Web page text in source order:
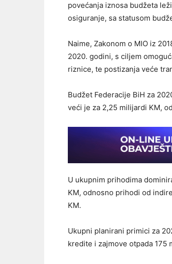
povećanja iznosa budžeta
osiguranje, sa statusom
Naime, Zakonom o MIO iz
2020. godini, s ciljem
riznice, te postizanja veće
Budžet Federacije BiH za
veći je za 2,25 milijardi KM,
U ukupnim prihodima
KM, odnosno prihodi od
KM.
Ukupni planirani primici za
kredite i zajmove otpada 175